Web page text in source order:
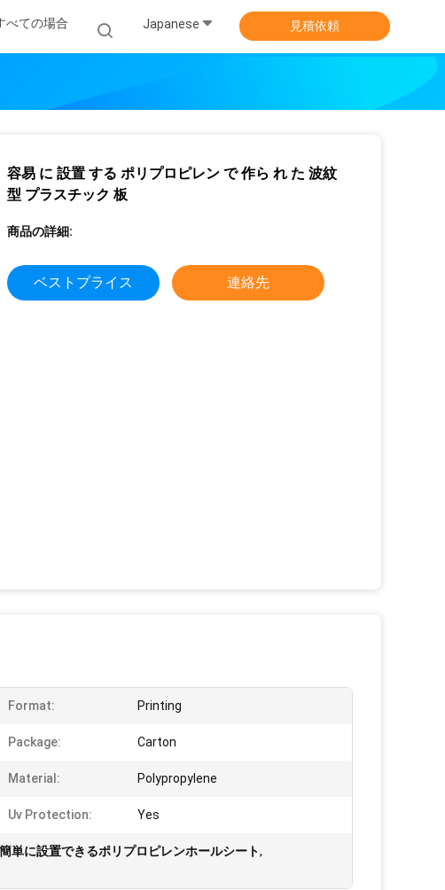
べての場合 Japanese 見積依頼
容易 に 設置 する ポリプロピレン で 作ら れ た 波紋
型 プラスチック 板
商品の詳細:
ベストプライス 連絡先
Format: Printing
Package: Carton
Material: Polypropylene
Uv Protection: Yes
簡単に設置できるポリプロピレンホールシート,